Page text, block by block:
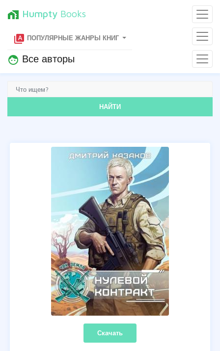
home_work Humpty Books
type_specimen ПОПУЛЯРНЫЕ ЖАНРЫ КНИГ
face Все авторы
НАЙТИ
Скачать